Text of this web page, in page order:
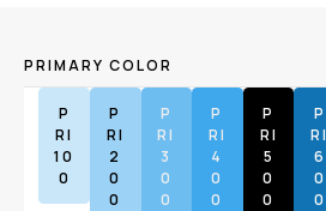
PRIMARY COLOR
P
RI
10
0
P
RI
2
0
0
P
RI
3
0
0
P
RI
4
0
0
P
RI
5
0
0
P
RI
6
0
0